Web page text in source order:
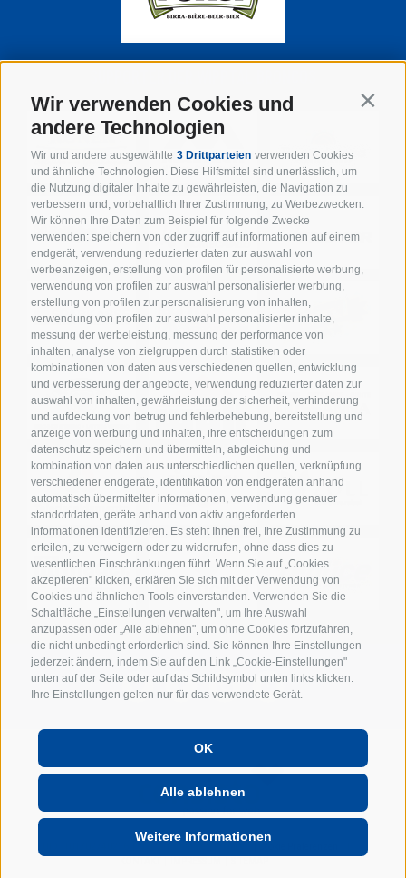
Wir verwenden Cookies und
andere Technologien
Wir und andere ausgewählte 3 Drittparteien verwenden Cookies
und ähnliche Technologien. Diese Hilfsmittel sind unerlässlich, um
die Nutzung digitaler Inhalte zu gewährleisten, die Navigation zu
verbessern und, vorbehaltlich Ihrer Zustimmung, zu Werbezwecken.
Wir können Ihre Daten zum Beispiel für folgende Zwecke
verwenden: speichern von oder zugriff auf informationen auf einem
endgerät, verwendung reduzierter daten zur auswahl von
werbeanzeigen, erstellung von profilen für personalisierte werbung,
verwendung von profilen zur auswahl personalisierter werbung,
erstellung von profilen zur personalisierung von inhalten,
verwendung von profilen zur auswahl personalisierter inhalte,
messung der werbeleistung, messung der performance von
inhalten, analyse von zielgruppen durch statistiken oder
kombinationen von daten aus verschiedenen quellen, entwicklung
und verbesserung der angebote, verwendung reduzierter daten zur
auswahl von inhalten, gewährleistung der sicherheit, verhinderung
und aufdeckung von betrug und fehlerbehebung, bereitstellung und
anzeige von werbung und inhalten, ihre entscheidungen zum
datenschutz speichern und übermitteln, abgleichung und
kombination von daten aus unterschiedlichen quellen, verknüpfung
verschiedener endgeräte, identifikation von endgeräten anhand
automatisch übermittelter informationen, verwendung genauer
standortdaten, geräte anhand von aktiv angeforderten
informationen identifizieren. Es steht Ihnen frei, Ihre Zustimmung zu
erteilen, zu verweigern oder zu widerrufen, ohne dass dies zu
wesentlichen Einschränkungen führt. Wenn Sie auf „Cookies
akzeptieren" klicken, erklären Sie sich mit der Verwendung von
Cookies und ähnlichen Tools einverstanden. Verwenden Sie die
Schaltfläche „Einstellungen verwalten", um Ihre Auswahl
anzupassen oder „Alle ablehnen", um ohne Cookies fortzufahren,
die nicht unbedingt erforderlich sind. Sie können Ihre Einstellungen
jederzeit ändern, indem Sie auf den Link „Cookie-Einstellungen"
unten auf der Seite oder auf das Schildsymbol unten links klicken.
Ihre Einstellungen gelten nur für das verwendete Gerät.
OK
Alle ablehnen
Weitere Informationen
POWERED BY